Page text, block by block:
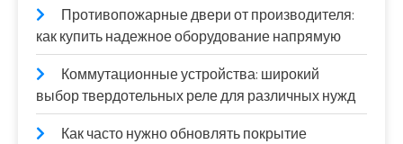
Противопожарные двери от производителя:
как купить надежное оборудование напрямую
Коммутационные устройства: широкий
выбор твердотельных реле для различных нужд
Как часто нужно обновлять покрытие